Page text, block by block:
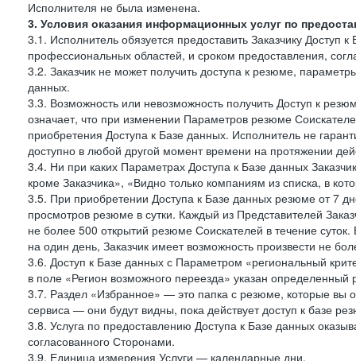
Исполнителя не была изменена.
3. Условия оказания информационных услуг по
3.1. Исполнитель обязуется предоставить Заказчику Доступ
профессиональных областей, и сроком предоставления,
3.2. Заказчик не может получить доступа к резюме,
данных.
3.3. Возможность или невозможность получить Доступ к
означает, что при изменении Параметров резюме
приобретения Доступа к Базе данных. Исполнитель не
доступно в любой другой момент времени на протяжении
3.4. Ни при каких Параметрах Доступа к Базе данных
кроме Заказчика», «Видно только компаниям из списка, в
3.5. При приобретении Доступа к Базе данных резюме от 7
просмотров резюме в сутки. Каждый из Представителей
не более 500 открытий резюме Соискателей в течение
на один день, Заказчик имеет возможность произвести не
3.6. Доступ к Базе данных с Параметром «региональный
в поле «Регион возможного переезда» указан определенный
3.7. Раздел «Избранное» — это папка с резюме, которые вы
сервиса — они будут видны, пока действует доступ к базе
3.8. Услуга по предоставлению Доступа к Базе данных
согласованного Сторонами.
3.9. Единица измерения Услуги — календарные дни.